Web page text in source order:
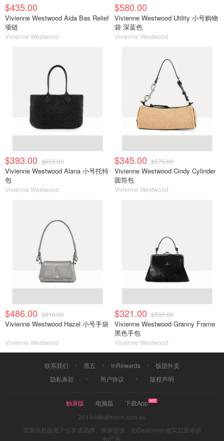
$435.00
Vivienne Westwood Aida Bas Relief
项链
Vivienne Westwood
$580.00
Vivienne Westwood Utility 小号购物
袋 深蓝色
Vivienne Westwood
$393.00 $655.00
Vivienne Westwood Alana 小号托特
包
Vivienne Westwood
$345.00 $575.00
Vivienne Westwood Cindy Cylinder
圆筒包
Vivienne Westwood
$486.00 $810.00
Vivienne Westwood Hazel 小号手袋
Vivienne Westwood
$321.00 $535.00
Vivienne Westwood Granny Frame
黑色手包
Vivienne Westwood
联系我们 黑五 InRewards
饭团外卖
隐私条款
用户协议 版权声明
触屏版 电脑版
下载App
2019©dealmoon.com.au
页面信息由用户分享或品牌、商家提供，由Dealmoon核实后发布折
扣广告